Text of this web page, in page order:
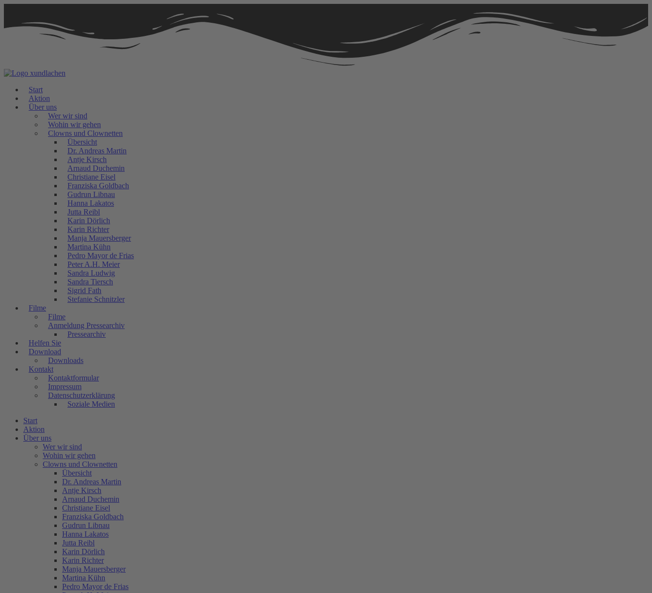
springen
Start
Aktion
Über uns
Wer wir sind
Wohin wir gehen
Clowns und Clownetten
Übersicht
Dr. Andreas Martin
Antje Kirsch
Arnaud Duchemin
Christiane Eisel
Franziska Goldbach
Gudrun Libnau
Hanna Lakatos
Jutta Reibl
Karin Dörlich
Karin Richter
Manja Mauersberger
Martina Kühn
Pedro Mayor de Frias
Peter A.H. Meier
Sandra Ludwig
Sandra Tiersch
Sigrid Fath
Stefanie Schnitzler
Filme
Filme
Anmeldung Pressearchiv
Pressearchiv
Helfen Sie
Download
Downloads
Kontakt
Kontaktformular
Impressum
Datenschutzerklärung
Soziale Medien
Start
Aktion
Über uns
Wer wir sind
Wohin wir gehen
Clowns und Clownetten
Übersicht
Dr. Andreas Martin
Antje Kirsch
Arnaud Duchemin
Christiane Eisel
Franziska Goldbach
Gudrun Libnau
Hanna Lakatos
Jutta Reibl
Karin Dörlich
Karin Richter
Manja Mauersberger
Martina Kühn
Pedro Mayor de Frias